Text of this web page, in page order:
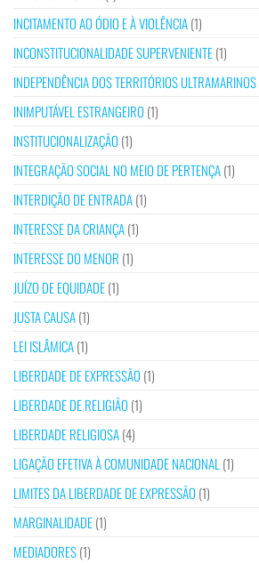
INCITAMENTO AO ÓDIO E À VIOLÊNCIA(1)
INCONSTITUCIONALIDADE SUPERVENIENTE(1)
INDEPENDÊNCIA DOS TERRITÓRIOS ULTRAMARINOS
INIMPUTÁVEL ESTRANGEIRO (1)
INSTITUCIONALIZAÇÃO (1)
INTEGRAÇÃO SOCIAL NO MEIO DE PERTENÇA(1)
INTERDIÇÃO DE ENTRADA(1)
INTERESSE DA CRIANÇA(1)
INTERESSE DO MENOR (1)
JUÍZO DE EQUIDADE(1)
JUSTA CAUSA(1)
LEI ISLÂMICA(1)
LIBERDADE DE EXPRESSÃO (1)
LIBERDADE DE RELIGIÃO (1)
LIBERDADE RELIGIOSA(4)
LIGAÇÃO EFETIVA À COMUNIDADE NACIONAL (1)
LIMITES DA LIBERDADE DE EXPRESSÃO (1)
MARGINALIDADE(1)
MEDIADORES(1)